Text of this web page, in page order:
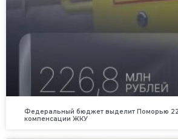
Федеральный бюджет выделит Поморью
компенсации ЖКУ